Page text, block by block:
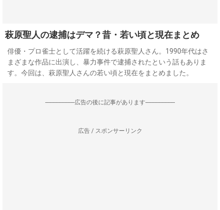
萩原聖人の逮捕はデマ？昔・若い頃と現在まとめ
俳優・プロ雀士として活躍を続ける萩原聖人さん。1990年代はさ
まざまな作品に出演し、暴力事件で逮捕されたという話もありま
す。今回は、萩原聖人さんの若い頃と現在をまとめました。
--------------------広告の後に記事があります--------------------
広告 / スポンサーリンク